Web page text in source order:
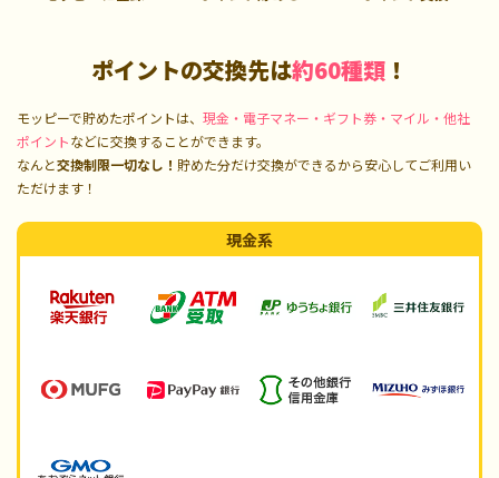
ポイントの交換先は約60種類 ！
モッピーで貯めたポイントは、 現金・電子マネー・ギフト券・マイル・他社
ポイントなどに交換することができます。
なんと交換制限一切なし！ 貯めた分だけ交換ができるから安心してご利用い
ただけます！
現金系